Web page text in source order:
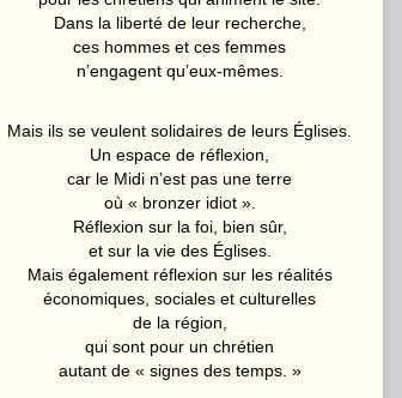
Dans la liberté de leur recherche,
ces hommes et ces femmes
n’engagent qu’eux-mêmes.
Mais ils se veulent solidaires de leurs Églises.
Un espace de réflexion,
car le Midi n’est pas une terre
où « bronzer idiot ».
Réflexion sur la foi, bien sûr,
et sur la vie des Églises.
Mais également réflexion sur les réalités
économiques, sociales et culturelles
de la région,
qui sont pour un chrétien
autant de « signes des temps. »